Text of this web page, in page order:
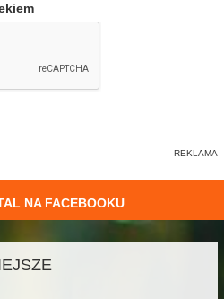
NA FACEBOOKU